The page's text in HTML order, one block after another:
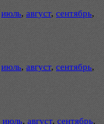
июль, август, сентябрь,
июль, август, сентябрь,
июль, август, сентябрь,